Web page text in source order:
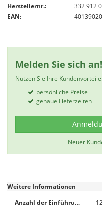
Herstellernr.:
332 912
EAN:
Melden Sie sich an!
Nutzen Sie Ihre Kundenvorteile:
persönliche Preise
genaue Lieferzeiten
Neuer
Weitere Informationen
Anzahl der Einführungen:
12